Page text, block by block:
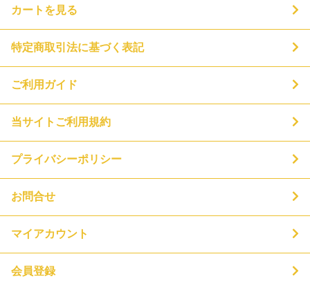
カートを見る
特定商取引法に基づく表記
ご利用ガイド
当サイトご利用規約
プライバシーポリシー
お問合せ
マイアカウント
会員登録